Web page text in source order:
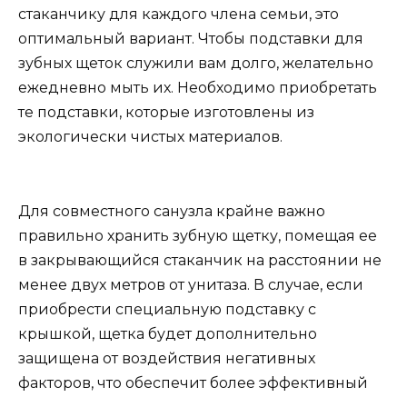
стаканчику для каждого члена семьи, это
оптимальный вариант. Чтобы подставки для
зубных щеток служили вам долго, желательно
ежедневно мыть их. Необходимо приобретать
те подставки, которые изготовлены из
экологически чистых материалов.
Для совместного санузла крайне важно
правильно хранить зубную щетку, помещая ее
в закрывающийся стаканчик на расстоянии не
менее двух метров от унитаза. В случае, если
приобрести специальную подставку с
крышкой, щетка будет дополнительно
защищена от воздействия негативных
факторов, что обеспечит более эффективный